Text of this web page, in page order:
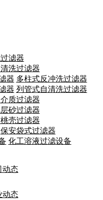
滤器
洗过滤器
多柱式反冲洗过滤器
列管式自清洗过滤器
质过滤器
砂过滤器
壳过滤器
保安袋式过滤器
化工溶液过滤设备
动态
动态